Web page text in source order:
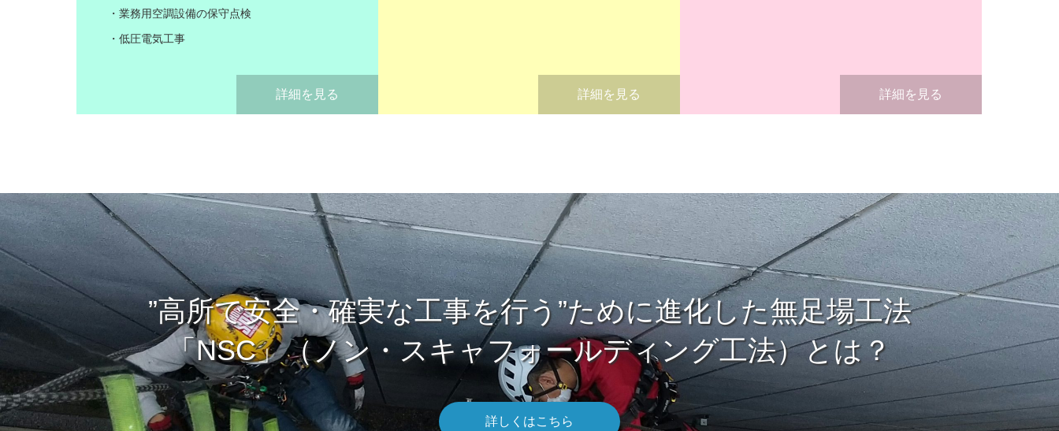
・業務用空調設備の保守点検
・低圧電気工事
詳細を見る 詳細を見る 詳細を見る
”高所で安全・確実な工事を行う”ために進化した無足場工法
「NSC」（ノン・スキャフォールディング工法）とは？
詳しくはこちら